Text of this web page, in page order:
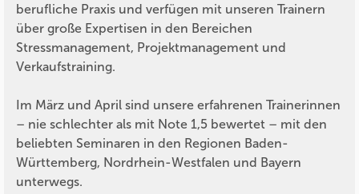
berufliche Praxis und verfügen mit unseren Trainern
über große Expertisen in den Bereichen
Stressmanagement, Projektmanagement und
Verkaufstraining.
Im März und April sind unsere erfahrenen Trainerinnen
– nie schlechter als mit Note 1,5 bewertet – mit den
beliebten Seminaren in den Regionen Baden-
Württemberg, Nordrhein-Westfalen und Bayern
unterwegs.